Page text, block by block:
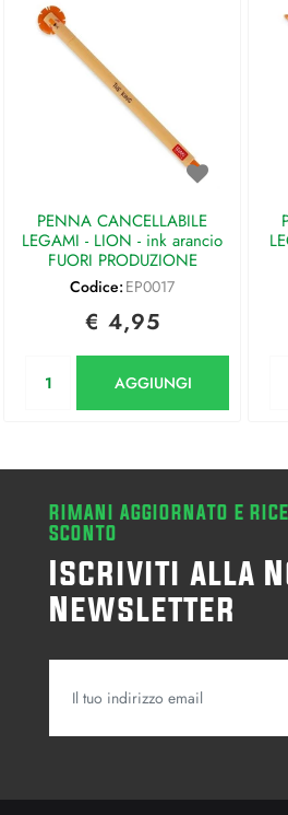
PENNA CANCELLABILE
LEGAMI - LION - ink arancio
FUORI PRODUZIONE
Codice: EP0017
€ 4,95
AGGIUNGI
RIMANI AGGIORNATO E
SCONTO
Iscriviti alla
Newsletter